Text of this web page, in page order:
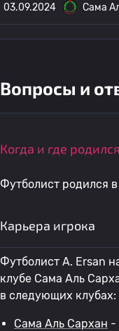
03.09.2024 Сама
Вопросы и
Когда и где
Футболист родился
Карьера игрока
Футболист A. Ersan
клубе Сама Аль
в следующих клубах:
Сама Аль Сархан -